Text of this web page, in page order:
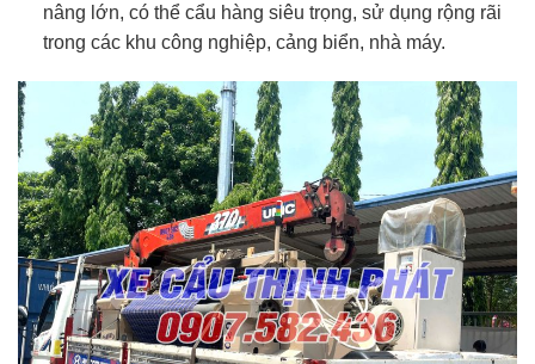
nâng lớn, có thể cẩu hàng siêu trọng, sử dụng rộng rãi
trong các khu công nghiệp, cảng biển, nhà máy.